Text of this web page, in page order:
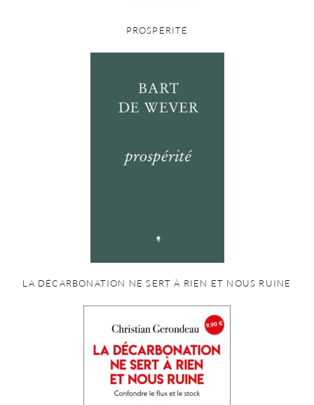
PROSPÉRITÉ
LA DÉCARBONATION NE SERT À RIEN ET NOUS RUINE